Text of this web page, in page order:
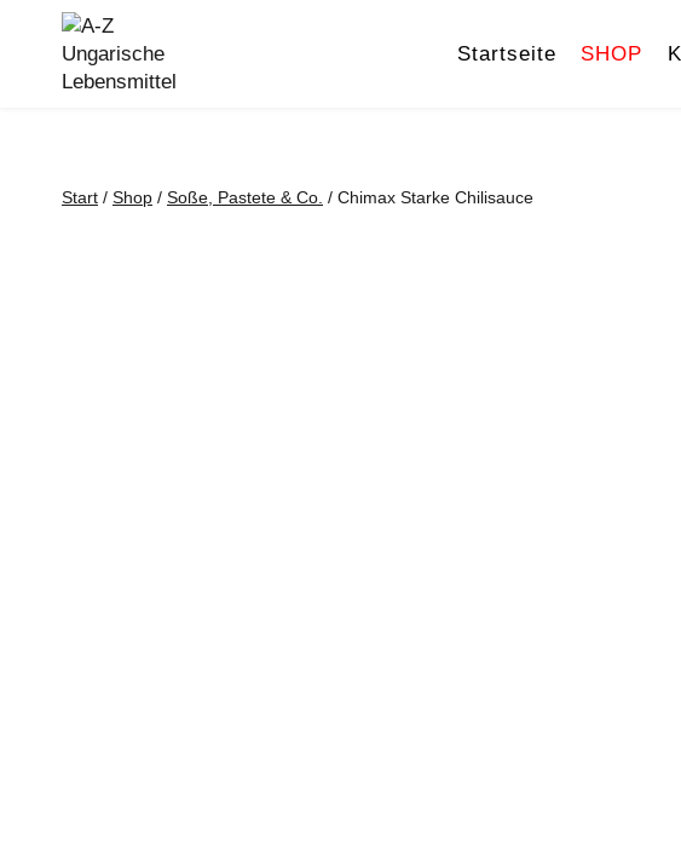
springen
Startseite SHOP
Start / Shop / Soße, Pastete & Co. / Chimax Starke Chilisauce